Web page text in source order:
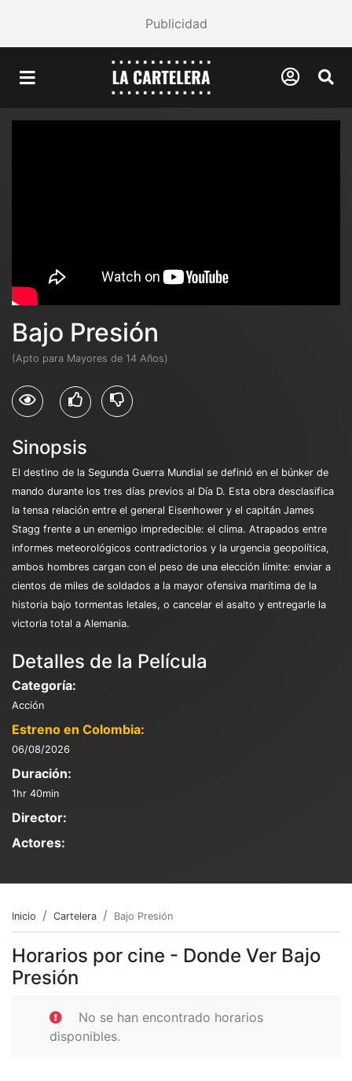
Publicidad
Bajo Presión
(Apto para Mayores de 14 Años)
Sinopsis
El destino de la Segunda Guerra Mundial se definió en el búnker de
mando durante los tres días previos al Día D. Esta obra desclasifica
la tensa relación entre el general Eisenhower y el capitán James
Stagg frente a un enemigo impredecible: el clima. Atrapados entre
informes meteorológicos contradictorios y la urgencia geopolítica,
ambos hombres cargan con el peso de una elección límite: enviar a
cientos de miles de soldados a la mayor ofensiva marítima de la
historia bajo tormentas letales, o cancelar el asalto y entregarle la
victoria total a Alemania.
Detalles de la Película
Categoría:
Acción
Estreno en Colombia:
06/08/2026
Duración:
1hr 40min
Director:
Actores:
Inicio Cartelera Bajo Presión
Horarios por cine - Donde Ver Bajo
Presión
No se han encontrado horarios
disponibles.